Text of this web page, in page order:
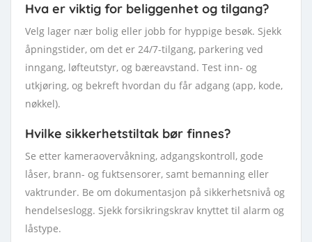
Hva er viktig for beliggenhet og tilgang?
Velg lager nær bolig eller jobb for hyppige besøk. Sjekk
åpningstider, om det er 24/7-tilgang, parkering ved
inngang, løfteutstyr, og bæreavstand. Test inn- og
utkjøring, og bekreft hvordan du får adgang (app, kode,
nøkkel).
Hvilke sikkerhetstiltak bør finnes?
Se etter kameraovervåkning, adgangskontroll, gode
låser, brann- og fuktsensorer, samt bemanning eller
vaktrunder. Be om dokumentasjon på sikkerhetsnivå og
hendelseslogg. Sjekk forsikringskrav knyttet til alarm og
låstype.